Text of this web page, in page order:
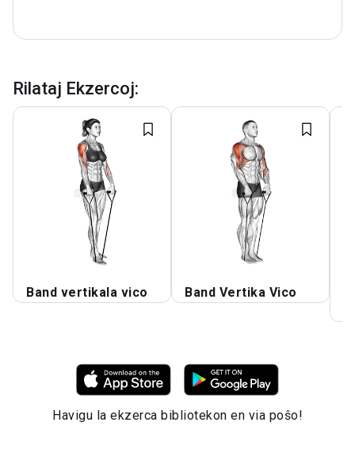
Rilataj Ekzercoj:
Band vertikala vico Band Vertika Vico
Havigu la ekzerca bibliotekon en via poŝo!